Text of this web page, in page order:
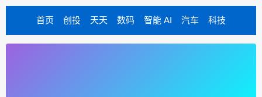
首页 创投 天天 数码 智能 AI 汽车 科技